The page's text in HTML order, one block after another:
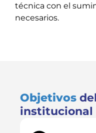
técnica con el
necesarios.
Objetivos
institucional